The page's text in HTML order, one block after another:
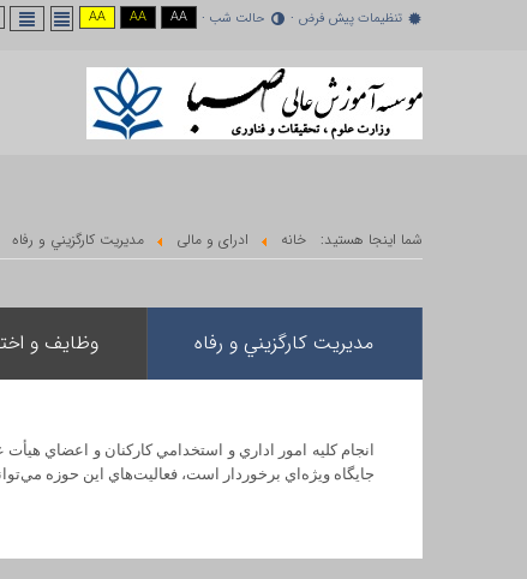
تنظیمات پیش فرض حالت شب AA
AA
AA
شما اینجا هستید: خانه ادرای و مالی مديريت كارگزيني و رفاه
مديريت كارگزيني و رفاه وظایف و
انجام كليه امور اداري و استخدامي كاركنان و اعضاي
جايگاه ويژه‌اي برخوردار است، فعاليت‌هاي اين حوزه